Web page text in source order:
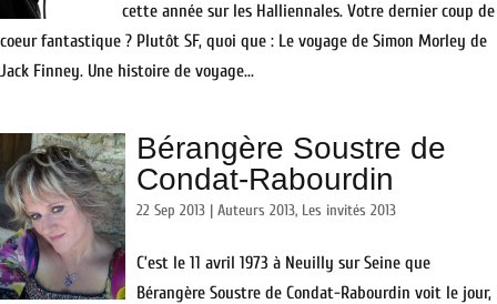
cette année sur les Halliennales. Votre dernier coup de
coeur fantastique ? Plutôt SF, quoi que : Le voyage de Simon Morley de
Jack Finney. Une histoire de voyage...
Bérangère Soustre de
Condat-Rabourdin
22 Sep 2013| Auteurs 2013, Les invités 2013
C’est le 11 avril 1973 à Neuilly sur Seine que
Bérangère Soustre de Condat-Rabourdin voit le jour,